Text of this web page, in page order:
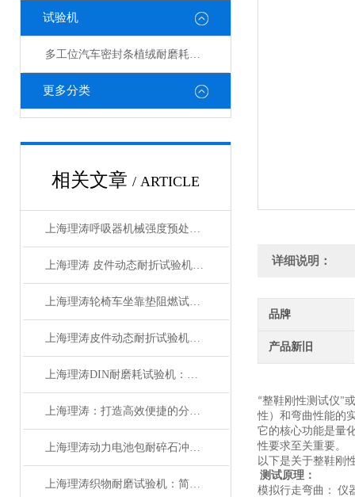
试验机
多工位汽车密封条植绒耐磨耗试验机
更多分类
相关文章 / ARTICLE
上海理涛呼吸器机械强度预处理试验机：准确可靠
上海理涛 皮件动态耐折试验机 准确可靠
上海理涛轮椅车坐靠垫阻燃试验机：信赖之选
上海理涛皮件动态耐折试验机：准确可靠
上海理涛DIN耐磨耗试验机：质量保证
上海理涛：打造高效便捷的分供气管与转换装置连接强度试验机
上海理涛动力电池包耐碎石冲击试验机：性能稳定
上海理涛织物耐磨试验机：简单高效，操作便捷
详细说明：
品牌
产品新旧
“整鞋刚性测试仪"
性）和弯曲性能的
它的核心功能是量
性要求至关重要。
以下是关于整鞋刚
测试原理：
模拟行走弯曲： 仪